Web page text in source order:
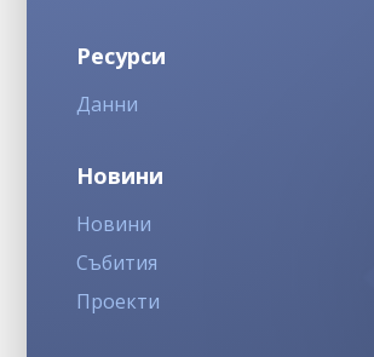
Ресурси
Данни
Новини
Новини
Събития
Проекти